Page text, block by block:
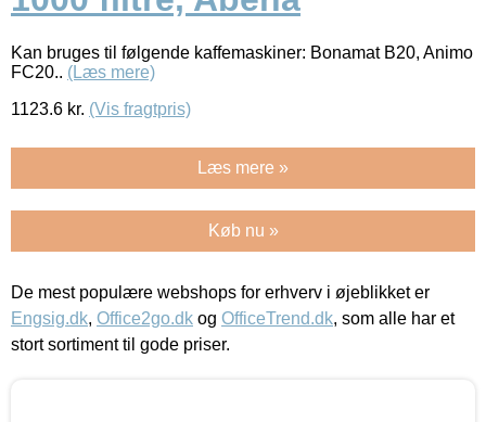
Kan bruges til følgende kaffemaskiner: Bonamat B20, Animo
FC20.. (Læs mere)
1123.6 kr. (Vis fragtpris)
Læs mere »
Køb nu »
De mest populære webshops for erhverv i øjeblikket er
Engsig.dk, Office2go.dk og OfficeTrend.dk, som alle har et
stort sortiment til gode priser.